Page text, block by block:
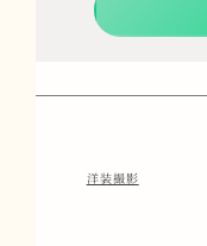
洋装撮影